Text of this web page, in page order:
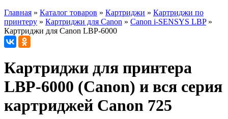
Главная » Каталог товаров » Картриджи » Картриджи по
принтеру » Картриджи для Canon » Canon i-SENSYS LBP»
Картриджи для Canon LBP-6000
Картриджи для принтера
LBP-6000 (Canon) и вся серия
картриджей Canon 725